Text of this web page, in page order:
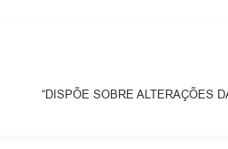
“DISPÕE SOBRE ALTERAÇÕES